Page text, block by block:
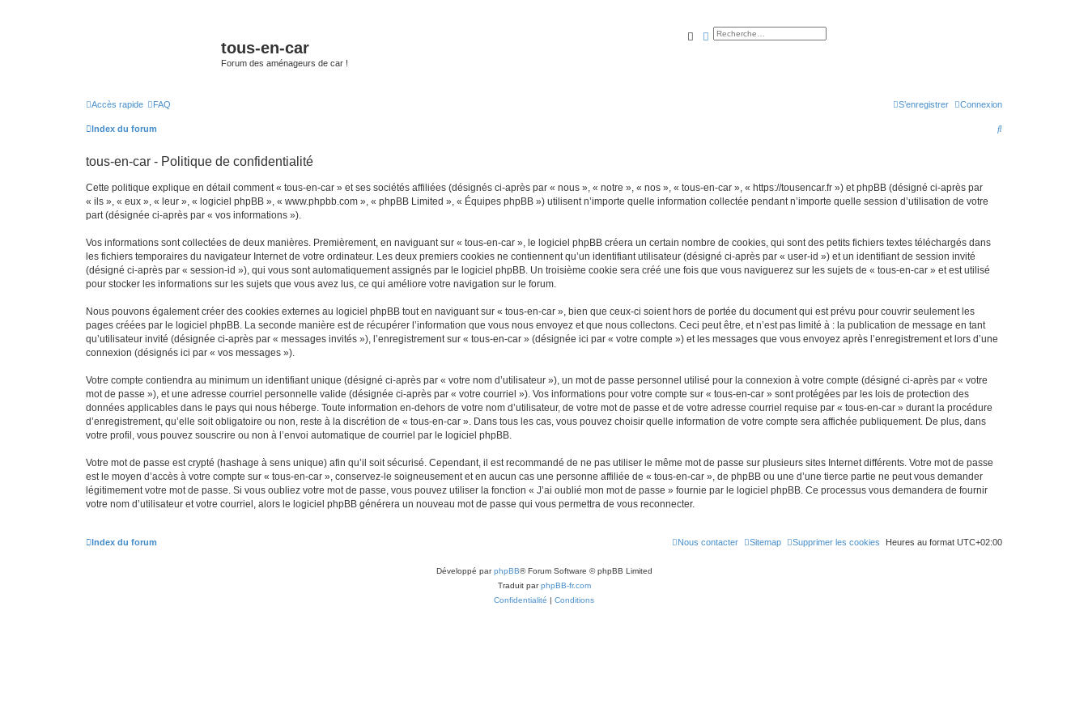
tous-en-car
Forum des aménageurs de car !
Rechercher
Recherche avancée
Accès rapide FAQ Connexion
S’enregistrer
Index du forum
R
tous-en-car - Politique de confidentialité
Cette politique explique en détail comment « tous-en-car » et ses sociétés affiliées (désignés ci-après par « nous », « notre », « nos », « tous-en-car », « https://tousencar.fr ») et phpBB (désigné ci-après par
« ils », « eux », « leur », « logiciel phpBB », « www.phpbb.com », « phpBB Limited », « Équipes phpBB ») utilisent n’importe quelle information collectée pendant n’importe quelle session d’utilisation de votre
part (désignée ci-après par « vos informations »).
Vos informations sont collectées de deux manières. Premièrement, en naviguant sur « tous-en-car », le logiciel phpBB créera un certain nombre de cookies, qui sont des petits fichiers textes téléchargés dans
les fichiers temporaires du navigateur Internet de votre ordinateur. Les deux premiers cookies ne contiennent qu’un identifiant utilisateur (désigné ci-après par « user-id ») et un identifiant de session invité
(désigné ci-après par « session-id »), qui vous sont automatiquement assignés par le logiciel phpBB. Un troisième cookie sera créé une fois que vous naviguerez sur les sujets de « tous-en-car » et est utilisé
pour stocker les informations sur les sujets que vous avez lus, ce qui améliore votre navigation sur le forum.
Nous pouvons également créer des cookies externes au logiciel phpBB tout en naviguant sur « tous-en-car », bien que ceux-ci soient hors de portée du document qui est prévu pour couvrir seulement les
pages créées par le logiciel phpBB. La seconde manière est de récupérer l’information que vous nous envoyez et que nous collectons. Ceci peut être, et n’est pas limité à : la publication de message en tant
qu’utilisateur invité (désignée ci-après par « messages invités »), l’enregistrement sur « tous-en-car » (désignée ici par « votre compte ») et les messages que vous envoyez après l’enregistrement et lors d’une
connexion (désignés ici par « vos messages »).
Votre compte contiendra au minimum un identifiant unique (désigné ci-après par « votre nom d’utilisateur »), un mot de passe personnel utilisé pour la connexion à votre compte (désigné ci-après par « votre
mot de passe »), et une adresse courriel personnelle valide (désignée ci-après par « votre courriel »). Vos informations pour votre compte sur « tous-en-car » sont protégées par les lois de protection des
données applicables dans le pays qui nous héberge. Toute information en-dehors de votre nom d’utilisateur, de votre mot de passe et de votre adresse courriel requise par « tous-en-car » durant la procédure
d’enregistrement, qu’elle soit obligatoire ou non, reste à la discrétion de « tous-en-car ». Dans tous les cas, vous pouvez choisir quelle information de votre compte sera affichée publiquement. De plus, dans
votre profil, vous pouvez souscrire ou non à l’envoi automatique de courriel par le logiciel phpBB.
Votre mot de passe est crypté (hashage à sens unique) afin qu’il soit sécurisé. Cependant, il est recommandé de ne pas utiliser le même mot de passe sur plusieurs sites Internet différents. Votre mot de passe
est le moyen d’accès à votre compte sur « tous-en-car », conservez-le soigneusement et en aucun cas une personne affiliée de « tous-en-car », de phpBB ou une d’une tierce partie ne peut vous demander
légitimement votre mot de passe. Si vous oubliez votre mot de passe, vous pouvez utiliser la fonction « J’ai oublié mon mot de passe » fournie par le logiciel phpBB. Ce processus vous demandera de fournir
votre nom d’utilisateur et votre courriel, alors le logiciel phpBB générera un nouveau mot de passe qui vous permettra de vous reconnecter.
Index du forum Heures au format UTC+02:00
Supprimer les cookies
Sitemap
Nous contacter
Développé parphpBB® Forum Software © phpBB Limited
Traduit parphpBB-fr.com
Confidentialité | Conditions